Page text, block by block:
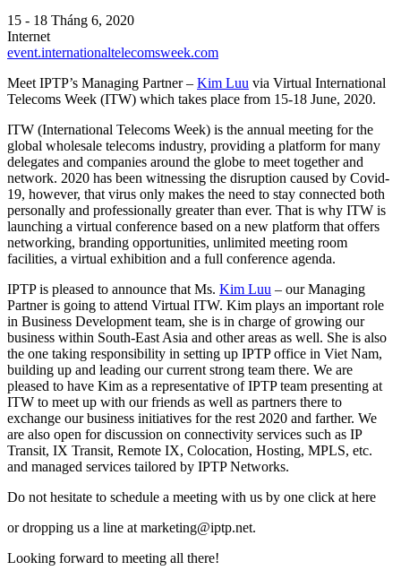
15 - 18 Tháng 6, 2020
Internet
event.internationaltelecomsweek.com
Meet IPTP’s Managing Partner – Kim Luu via Virtual International
Telecoms Week (ITW) which takes place from 15-18 June, 2020.
ITW (International Telecoms Week) is the annual meeting for the
global wholesale telecoms industry, providing a platform for many
delegates and companies around the globe to meet together and
network. 2020 has been witnessing the disruption caused by Covid-
19, however, that virus only makes the need to stay connected both
personally and professionally greater than ever. That is why ITW is
launching a virtual conference based on a new platform that offers
networking, branding opportunities, unlimited meeting room
facilities, a virtual exhibition and a full conference agenda.
IPTP is pleased to announce that Ms. Kim Luu – our Managing
Partner is going to attend Virtual ITW. Kim plays an important role
in Business Development team, she is in charge of growing our
business within South-East Asia and other areas as well. She is also
the one taking responsibility in setting up IPTP office in Viet Nam,
building up and leading our current strong team there. We are
pleased to have Kim as a representative of IPTP team presenting at
ITW to meet up with our friends as well as partners there to
exchange our business initiatives for the rest 2020 and farther. We
are also open for discussion on connectivity services such as IP
Transit, IX Transit, Remote IX, Colocation, Hosting, MPLS, etc.
and managed services tailored by IPTP Networks.
Do not hesitate to schedule a meeting with us by one click at here
or dropping us a line at marketing iptp.net.
Looking forward to meeting all there!